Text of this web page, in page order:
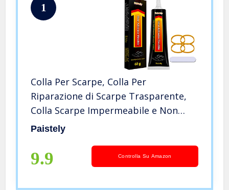
1
Colla Per Scarpe, Colla Per
Riparazione di Scarpe Trasparente,
Colla Scarpe Impermeabile e Non
Indurente, Colla Per Scarpe
Usurate, Stivali, Pelle
Paistely
9.9 Controlla Su Amazon